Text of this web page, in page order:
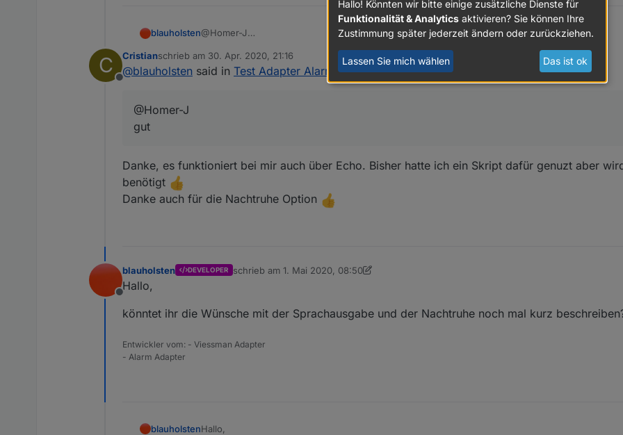
blauholsten@Homer-J
C
Offline
Cristianschrieb am 30. Apr. 2020, 21:16
zuletzt editiert von
@blauholsten said in Test Adapter Alarm 0.1.1:
@Homer-J
gut
Danke, es funktioniert bei mir auch über Echo. Bisher hatte ich ein Skript dafür genuzt aber
benötigt
Danke auch für die Nachtruhe Option
Offline
blauholsten DEVELOPER schrieb am 1. Mai 2020, 08:50
zuletzt editiert von blauholsten5. Jan. 2020, 10:51
Hallo,
könntet ihr die Wünsche mit der Sprachausgabe und der Nachtruhe noch mal kurz
Entwickler vom: - Viessman Adapter
- Alarm Adapter
blauholstenHallo,
Hallo! Könnten wir bitte einige zusätzliche Dienste für
Funktionalität & Analytics aktivieren? Sie können Ihre
Zustimmung später jederzeit ändern oder zurückziehen.
Lassen Sie mich wählen Das ist ok